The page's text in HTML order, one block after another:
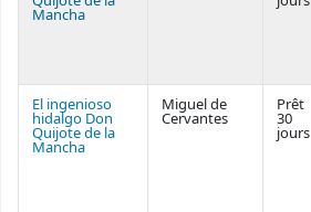
Mancha
El ingenioso
hidalgo Don
Quijote de la
Mancha
Miguel de
Cervantes
Prêt
30
jours